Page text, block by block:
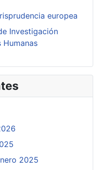
europea
Investigación
Humanas
2025